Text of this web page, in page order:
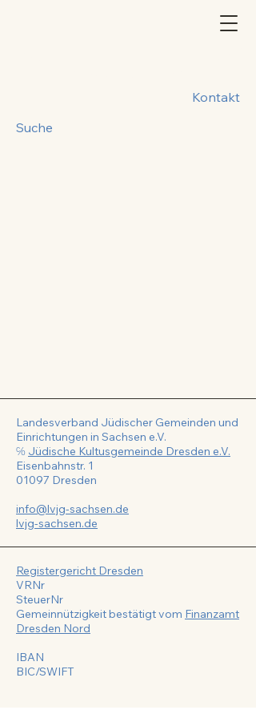
Kontakt
Suche
Landesverband Jüdischer Gemeinden und
Einrichtungen in Sachsen e.V.
℅ Jüdische Kultusgemeinde Dresden e.V.
Eisenbahnstr. 1
01097 Dresden
info@lvjg-sachsen.de
lvjg-sachsen.de
Registergericht Dresden
VRNr
SteuerNr
Gemeinnützigkeit bestätigt vom Finanzamt
Dresden Nord
IBAN
BIC/SWIFT